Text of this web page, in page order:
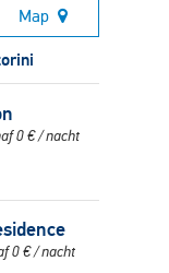
Map
0€/ nacht
0€/ nacht